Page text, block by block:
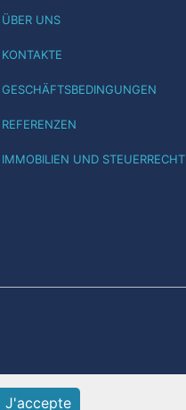
ÜBER UNS
KONTAKTE
GESCHÄFTSBEDINGUNGEN
REFERENZEN
IMMOBILIEN UND STEUERRECHT
J'accepte